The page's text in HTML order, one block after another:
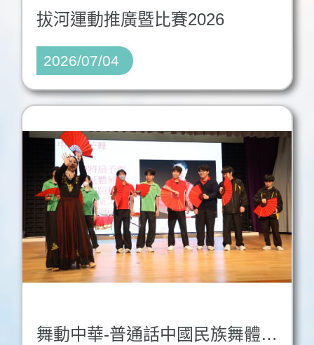
拔河運動推廣暨比賽2026
2026/07/04
舞動中華-普通話中國民族舞體驗之旅